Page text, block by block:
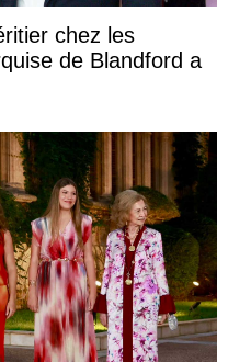
chez les
de Blandford a